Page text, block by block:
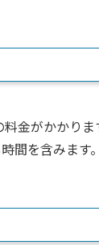
金がかかりま
間を含みます。